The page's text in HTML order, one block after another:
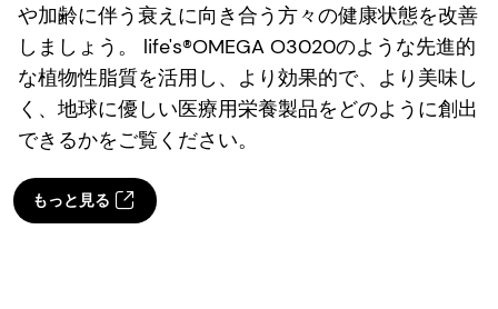
や加齢に伴う衰えに向き合う方々の健康状態を改善
しましょう。 life's®OMEGA O3020のような先進的
な植物性脂質を活用し、より効果的で、より美味し
く、地球に優しい医療用栄養製品をどのように創出
できるかをご覧ください。
もっと見る